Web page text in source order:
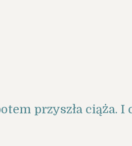
przyszła ciąża. I